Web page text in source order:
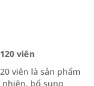
viên
viên là sản phẩm
bổ sung